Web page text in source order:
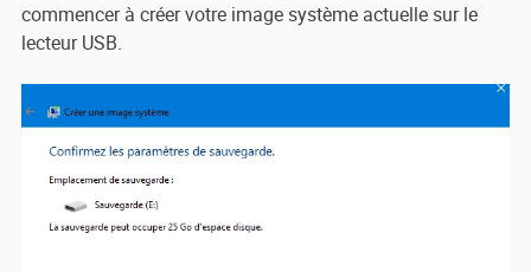
commencer à créer votre image système actuelle sur le
lecteur USB.